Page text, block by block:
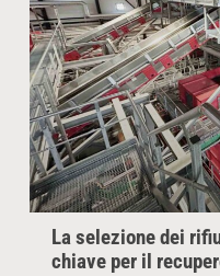
La selezione dei
chiave per il